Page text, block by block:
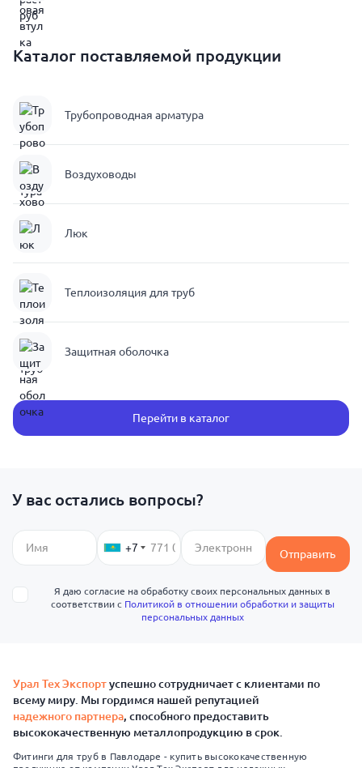
Каталог поставляемой продукции
Трубопроводная арматура
Воздуховоды
Люк
Теплоизоляция для труб
Защитная оболочка
Перейти в каталог
У вас остались вопросы?
+7 Отправить
Я даю согласие на обработку своих персональных данных в
соответствии с Политикой в отношении обработки и защиты
персональных данных
Урал Тех Экспортуспешно сотрудничает с клиентами по
всему миру. Мы гордимся нашей репутацией
надежного партнера, способного предоставить
высококачественную металлопродукцию в срок.
Фитинги для труб в Павлодаре - купить высококачественную